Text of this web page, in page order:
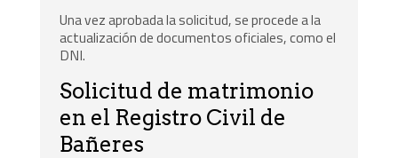
Una vez aprobada la solicitud, se procede a la
actualización de documentos oficiales, como el
DNI.
Solicitud de matrimonio
en el Registro Civil de
Bañeres